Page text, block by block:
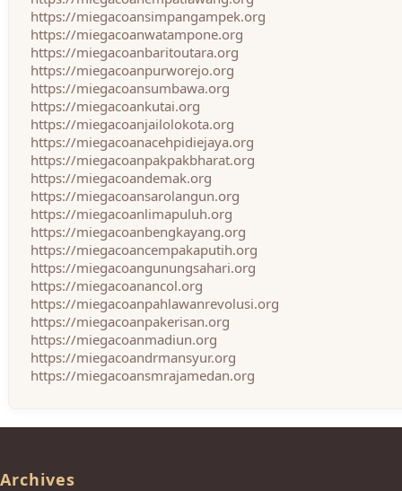
https://miegacoansimpangampek.org
https://miegacoanwatampone.org
https://miegacoanbaritoutara.org
https://miegacoanpurworejo.org
https://miegacoansumbawa.org
https://miegacoankutai.org
https://miegacoanjailolokota.org
https://miegacoanacehpidiejaya.org
https://miegacoanpakpakbharat.org
https://miegacoandemak.org
https://miegacoansarolangun.org
https://miegacoanlimapuluh.org
https://miegacoanbengkayang.org
https://miegacoancempakaputih.org
https://miegacoangunungsahari.org
https://miegacoanancol.org
https://miegacoanpahlawanrevolusi.org
https://miegacoanpakerisan.org
https://miegacoanmadiun.org
https://miegacoandrmansyur.org
https://miegacoansmrajamedan.org
Archives